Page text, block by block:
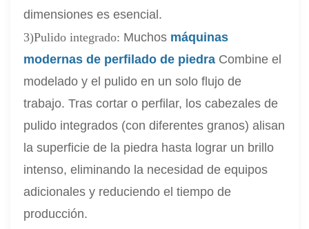
dimensiones es esencial.
3)Pulido integrado: Muchos máquinas
modernas de perfilado de piedra Combine el
modelado y el pulido en un solo flujo de
trabajo. Tras cortar o perfilar, los cabezales de
pulido integrados (con diferentes granos) alisan
la superficie de la piedra hasta lograr un brillo
intenso, eliminando la necesidad de equipos
adicionales y reduciendo el tiempo de
producción.